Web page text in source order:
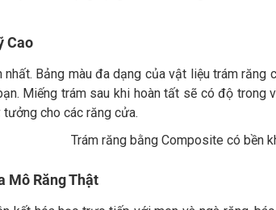
Cao
Bảng màu đa dạng của vật liệu trám
Miếng trám sau khi hoàn tất sẽ có độ trong
cho các răng cửa.
Mô Răng Thật